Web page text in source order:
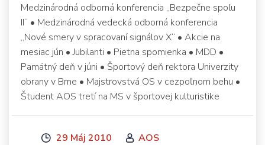
Medzinárodná odborná konferencia „Bezpečne spolu
II“ • Medzinárodná vedecká odborná konferencia
„Nové smery v spracovaní signálov X“ • Akcie na
mesiac jún • Jubilanti • Pietna spomienka • MDD •
Pamätný deň v júni • Športový deň rektora Univerzity
obrany v Brne • Majstrovstvá OS v cezpoľnom behu •
Študent AOS tretí na MS v športovej kulturistike
29 Máj 2010 AOS